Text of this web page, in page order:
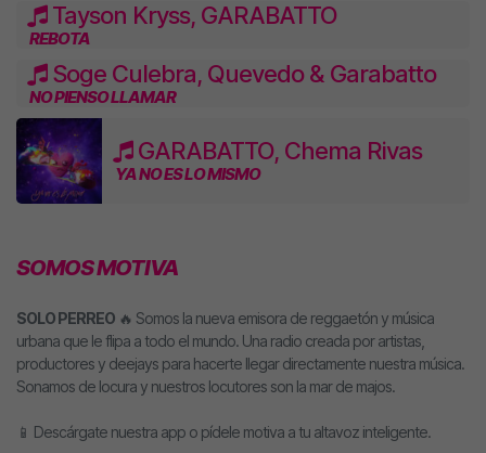
Tayson Kryss, GARABATTO
REBOTA
Soge Culebra, Quevedo & Garabatto
NO PIENSO LLAMAR
GARABATTO, Chema Rivas
YA NO ES LO MISMO
SOMOS MOTIVA
SOLO PERREO 🔥 Somos la nueva emisora de reggaetón y música
urbana que le flipa a todo el mundo. Una radio creada por artistas,
productores y deejays para hacerte llegar directamente nuestra música.
Sonamos de locura y nuestros locutores son la mar de majos.
📱 Descárgate nuestra app o pídele motiva a tu altavoz inteligente.